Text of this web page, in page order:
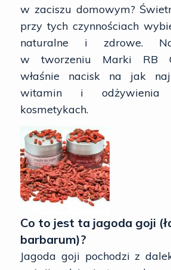
w zaciszu domowym?
przy tych czynnościach
naturalne i zdrowe.
w tworzeniu Marki RB
właśnie nacisk na jak
witamin i
kosmetykach.
Co to jest ta jagoda goji
barbarum)?
Jagoda goji pochodzi z